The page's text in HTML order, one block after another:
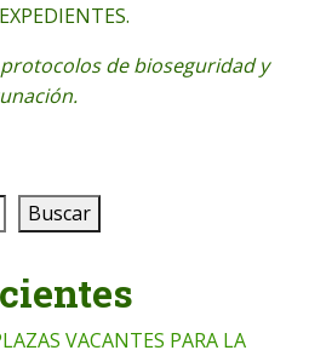
de bioseguridad y
Buscar
VACANTES PARA LA